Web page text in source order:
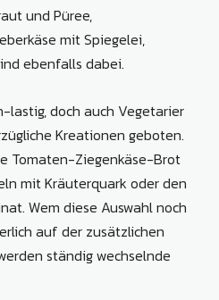
und Püree,
mit Spiegelei,
ebenfalls dabei.
lastig, doch auch Vegetarier
Kreationen geboten.
Tomaten-Ziegenkäse-Brot
mit Kräuterquark oder den
Wem diese Auswahl noch
auf der zusätzlichen
ständig wechselnde